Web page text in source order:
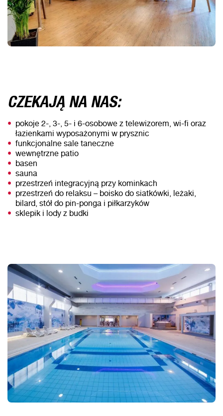
CZEKAJĄ NA NAS:
pokoje 2-, 3-, 5- i 6-osobowe z telewizorem, wi-fi oraz
łazienkami wyposażonymi w prysznic
funkcjonalne sale taneczne
wewnętrzne patio
basen
sauna
przestrzeń integracyjną przy kominkach
przestrzeń do relaksu – boisko do siatkówki, leżaki,
bilard, stół do pin-ponga i piłkarzyków
sklepik i lody z budki